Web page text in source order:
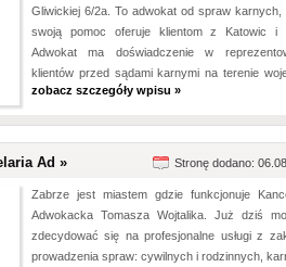
Gliwickiej 6/2a. To adwokat od spraw karnych,
swoją pomoc oferuje klientom z Katowic i
Adwokat ma doświadczenie w
klientów przed sądami karnymi na terenie
zobacz szczegóły wpisu »
Ad » Stronę dodano:
Zabrze jest miastem gdzie funkcjonuje
Adwokacka Tomasza Wojtalika. Już dziś
zdecydować się na profesjonalne usługi z
prowadzenia spraw: cywilnych i rodzinnych,